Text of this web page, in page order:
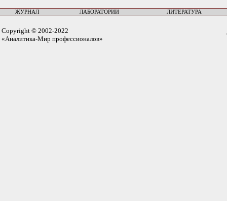
ЖУРНАЛ ЛАБОРАТОРИИ ЛИТЕРАТУРА
Copyright © 2002-2022
«Аналитика-Мир профессионалов»